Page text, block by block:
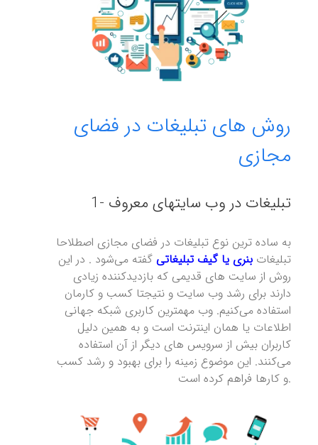
روش های تبلیغات در فضای
مجازی
1- تبلیغات در وب سایتهای معروف
به ساده ترین نوع تبلیغات در فضای مجازی اصطلاحا
تبلیغات بنری یا گیف تبلیغاتی گفته می‌شود . در این
روش از سایت های قدیمی که بازدیدکننده زیادی
دارند برای رشد وب سایت و نتیجتا کسب و کارمان
استفاده می‌کنیم. وب مهمترین کاربری شبکه جهانی
اطلاعات یا همان اینترنت است و به همین دلیل
کاربران بیش از سرویس های دیگر از آن استفاده
می‌کنند. این موضوع زمینه را برای بهبود و رشد کسب
و کارها فراهم کرده است.